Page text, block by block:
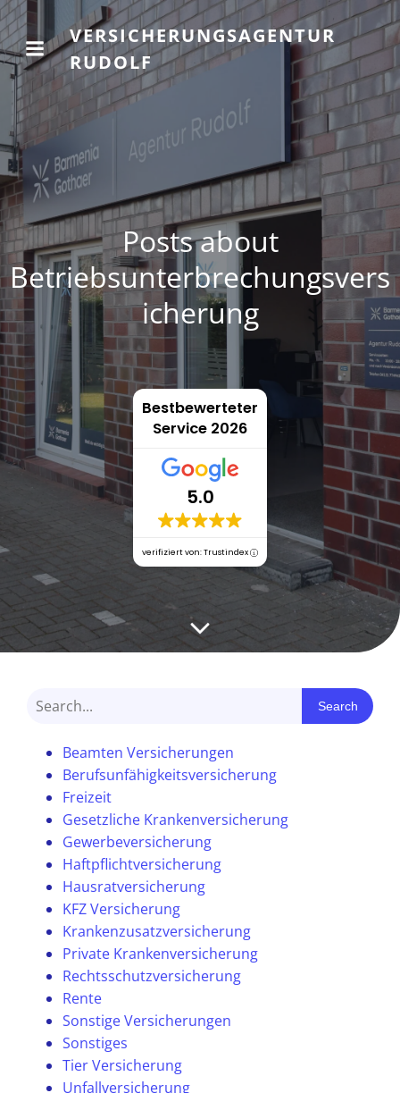
VERSICHERUNGSAGENTUR
RUDOLF
Posts about
Betriebsunterbrechungsvers
icherung
Bestbewerteter
Service 2026
5.0
verifiziert von: Trustindex
Search
Beamten Versicherungen
Berufsunfähigkeitsversicherung
Freizeit
Gesetzliche Krankenversicherung
Gewerbeversicherung
Haftpflichtversicherung
Hausratversicherung
KFZ Versicherung
Krankenzusatzversicherung
Private Krankenversicherung
Rechtsschutzversicherung
Rente
Sonstige Versicherungen
Sonstiges
Tier Versicherung
Unfallversicherung